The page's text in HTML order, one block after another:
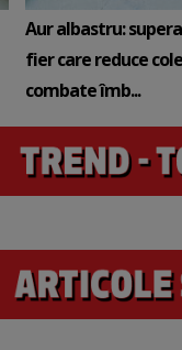
Aur albastru:
fier care reduce
combate îmb...